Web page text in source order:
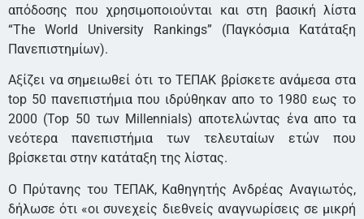
απόδοσης που χρησιμοποιούνται και στη βασική λίστα
“The World University Rankings” (Παγκόσμια Κατάταξη
Πανεπιστημίων).
Αξίζει να σημειωθεί ότι το ΤΕΠΑΚ βρίσκετε ανάμεσα στα
top 50 πανεπιστήμια που ιδρύθηκαν απο το 1980 εως το
2000 (Top 50 των Millennials) αποτελώντας ένα απο τα
νεότερα πανεπιστήμια των τελευταίων ετών που
βρίσκεται στην κατάταξη της λίστας.
Ο Πρύτανης του ΤΕΠΑΚ, Καθηγητής Ανδρέας Αναγιωτός,
δήλωσε ότι «οι συνεχείς διεθνείς αναγνωρίσεις σε μικρή